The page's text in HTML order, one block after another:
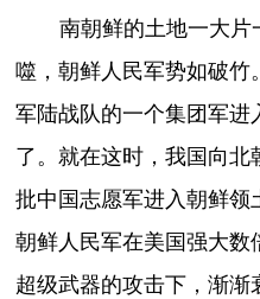
南朝鲜的土地一大片
噬，朝鲜人民军势如破
军陆战队的一个集团军
了。就在这时，我国向北
批中国志愿军进入朝鲜
朝鲜人民军在美国强大数
超级武器的攻击下，渐渐